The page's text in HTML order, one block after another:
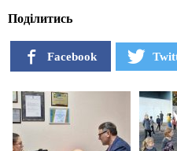
Поділитись
Facebook